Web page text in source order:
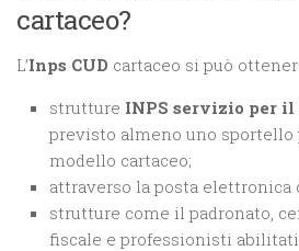
cartaceo?
L’Inps CUD cartaceo si può
strutture INPS servizio per
previsto almeno uno sportello
modello cartaceo;
attraverso la posta elettronica
strutture come il padronato,
fiscale e professionisti